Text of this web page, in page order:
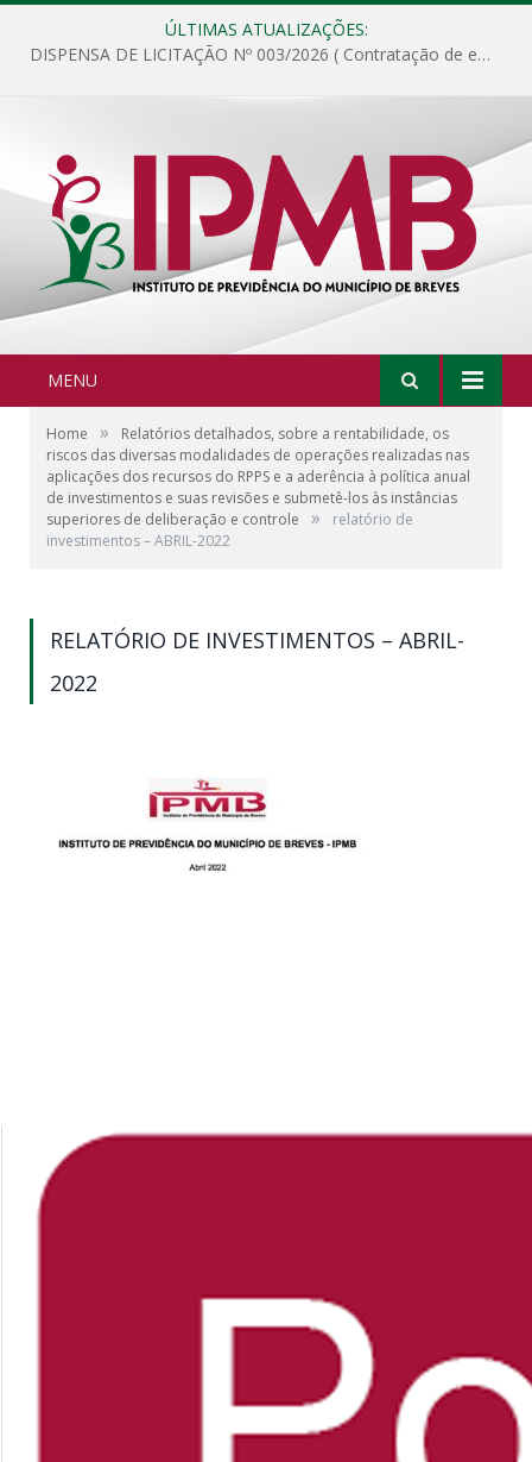
ÚLTIMAS ATUALIZAÇÕES:
DISPENSA DE LICITAÇÃO Nº 003/2026 ( Contratação de empresa para fornecimento de gêneros alimentícios não perecíveis, materiais de expediente, descartáveis, copa e cozinha, para análise e posterior publicação.)
MENU
Home »
Relatórios detalhados, sobre a rentabilidade, os
riscos das diversas modalidades de operações realizadas nas
aplicações dos recursos do RPPS e a aderência à política anual
de investimentos e suas revisões e submetê-los às instâncias
superiores de deliberação e controle
»
relatório de
investimentos – ABRIL-2022
RELATÓRIO DE INVESTIMENTOS – ABRIL-
2022